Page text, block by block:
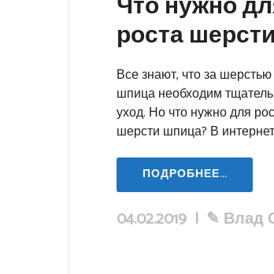
роста шерсти
Все знают, что за шерстью
шпица необходим
уход. Но что нужно для
шерсти шпица? В
ПОДРОБНЕЕ...
04.02.2019 | ✎ Влад